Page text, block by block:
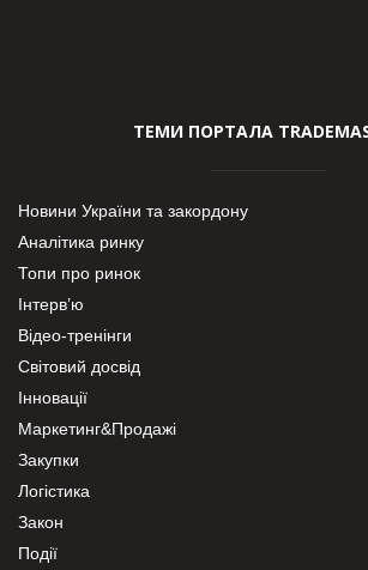
ТЕМИ ПОРТАЛА
Новини України та закордону
Аналітика ринку
Топи про ринок
Інтерв’ю
Відео-тренінги
Світовий досвід
Інновації
Маркетинг&Продажі
Закупки
Логістика
Закон
Події